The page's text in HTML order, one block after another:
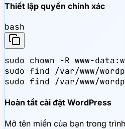
Thiết lập quyền chính xác
bash
sudo chown -R www-
sudo find /var/www/
sudo find /var/www/
Hoàn tất cài đặt WordPress
Mở tên miền của bạn trong